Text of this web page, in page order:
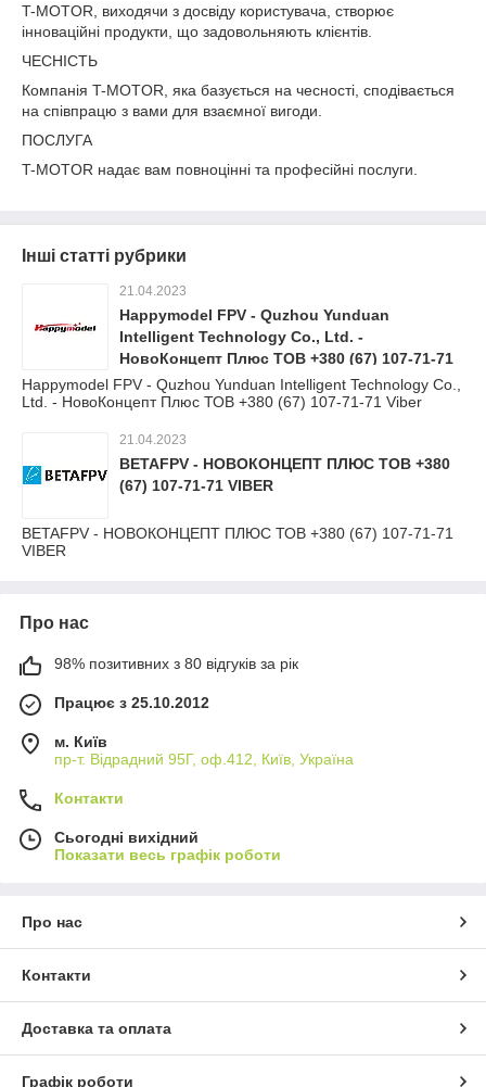
T-MOTOR, виходячи з досвіду користувача, створює
інноваційні продукти, що задовольняють клієнтів.
ЧЕСНІСТЬ
Компанія T-MOTOR, яка базується на чесності, сподівається
на співпрацю з вами для взаємної вигоди.
ПОСЛУГА
T-MOTOR надає вам повноцінні та професійні послуги.
Інші статті рубрики
21.04.2023
Happymodel FPV - Quzhou Yunduan
Intelligent Technology Co., Ltd. -
НовоКонцепт Плюс ТОВ +380 (67) 107-71-71
Viber
Happymodel FPV - Quzhou Yunduan Intelligent Technology Co.,
Ltd. - НовоКонцепт Плюс ТОВ +380 (67) 107-71-71 Viber
21.04.2023
BETAFPV - НОВОКОНЦЕПТ ПЛЮС ТОВ +380
(67) 107-71-71 VIBER
BETAFPV - НОВОКОНЦЕПТ ПЛЮС ТОВ +380 (67) 107-71-71
VIBER
Про нас
98% позитивних з 80 відгуків за рік
Працює з 25.10.2012
м. Київ
пр-т. Відрадний 95Г, оф.412, Київ, Україна
Контакти
Сьогодні вихідний
Показати весь графік роботи
Про нас
Контакти
Доставка та оплата
Графік роботи